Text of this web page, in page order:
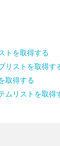
トを取得する
リストを取得す
取得する
ムリストを取得